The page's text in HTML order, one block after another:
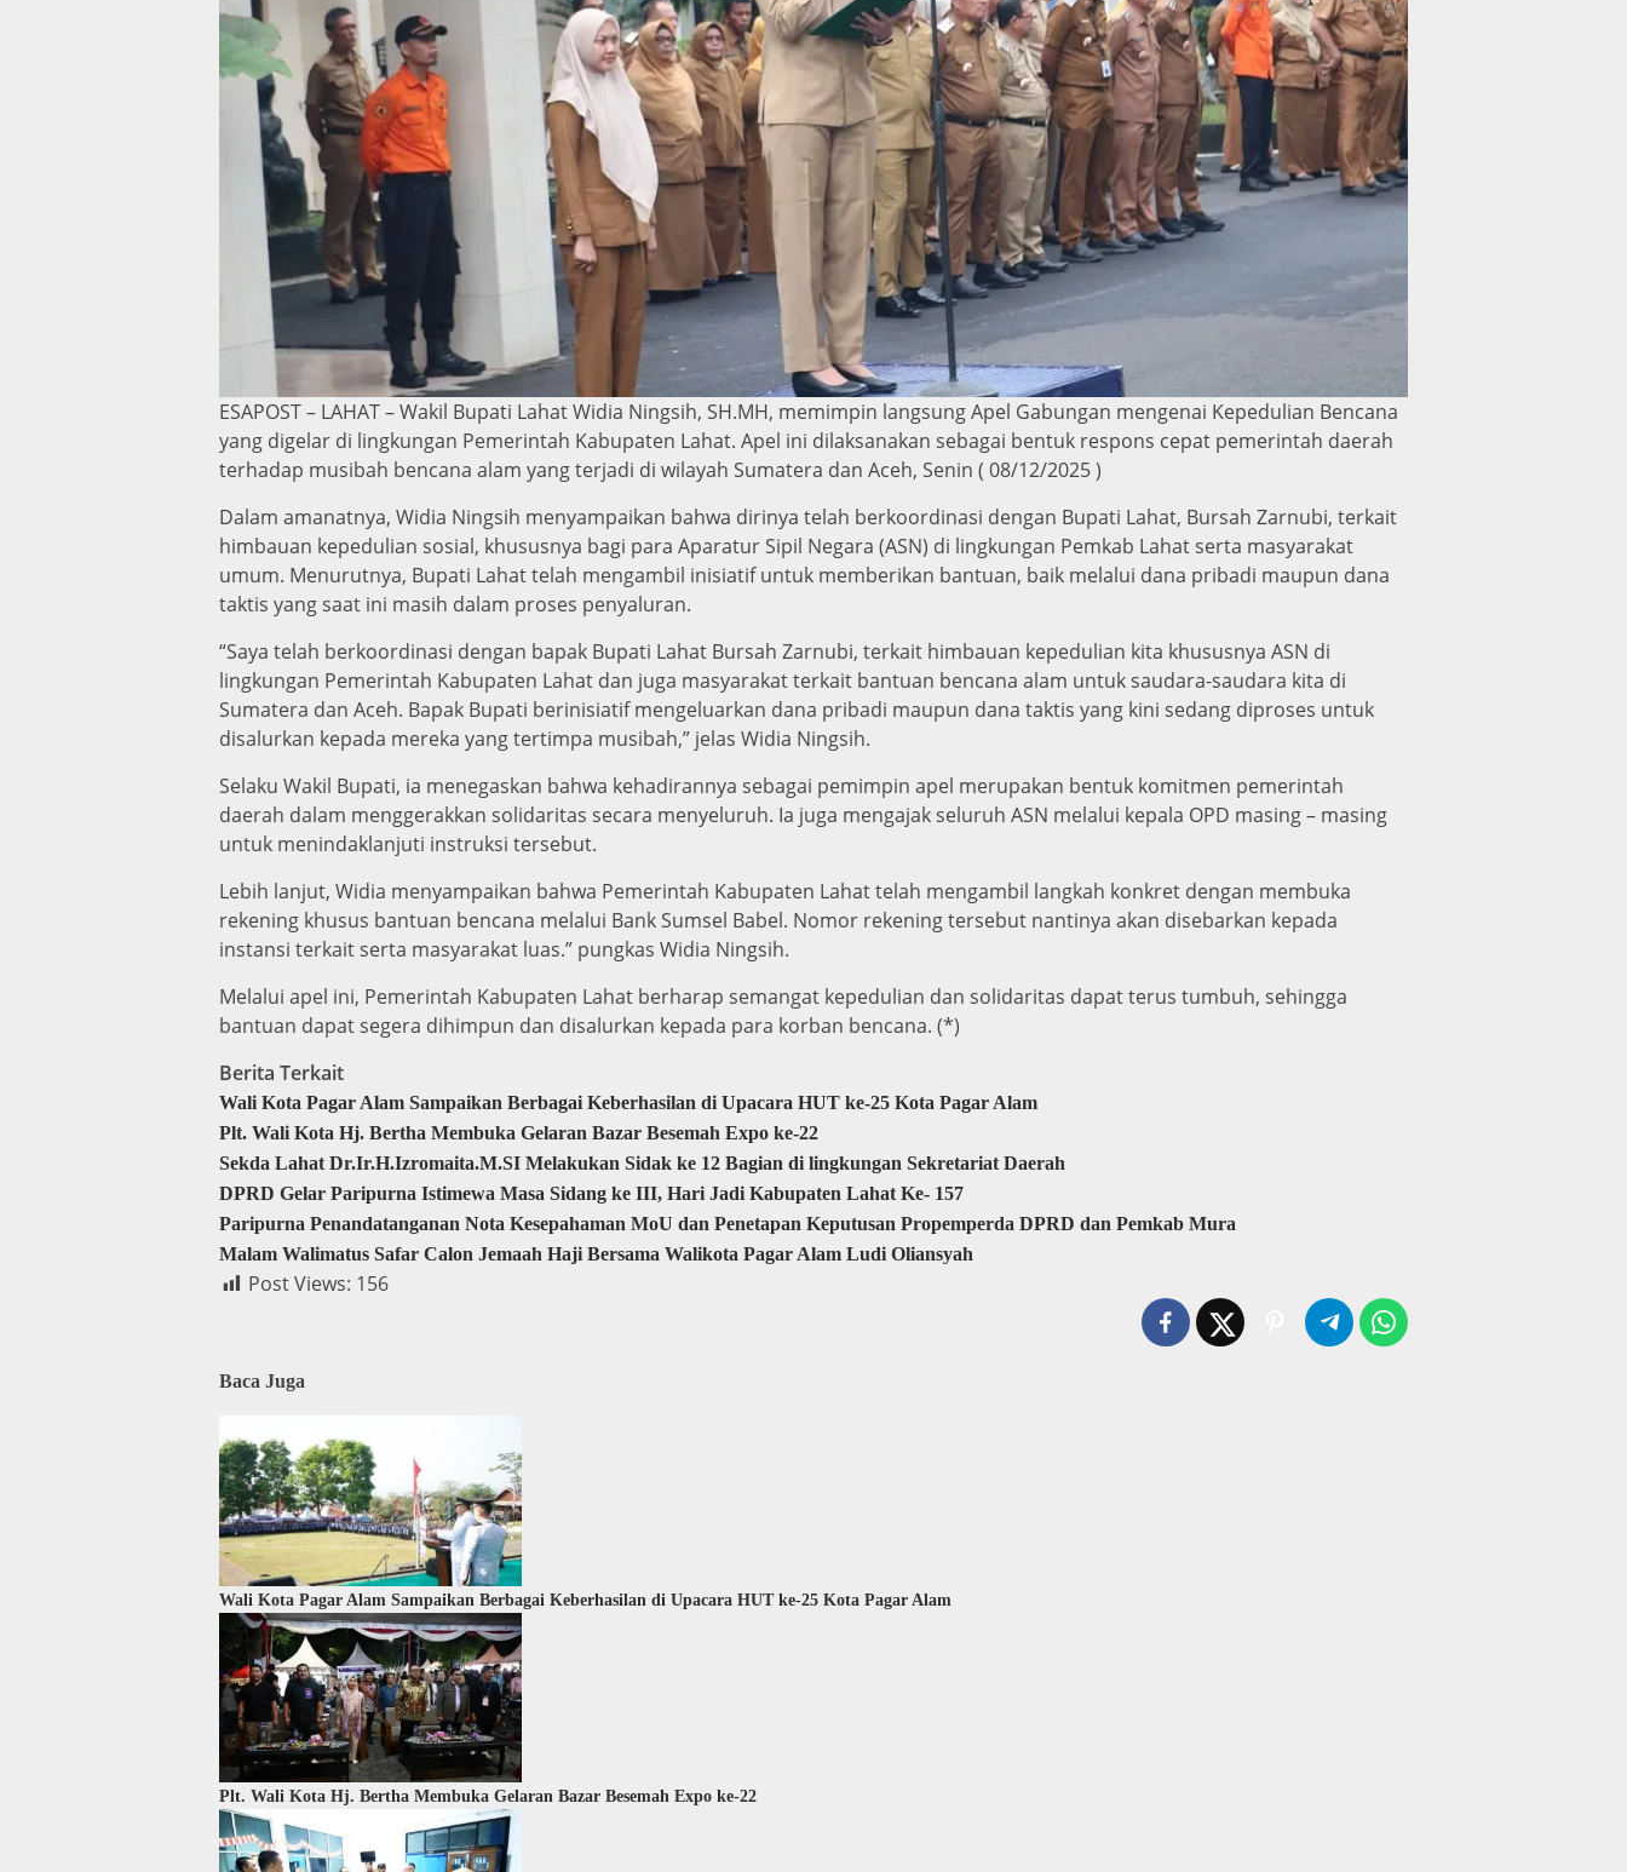
ESAPOST – LAHAT – Wakil Bupati Lahat Widia Ningsih, SH.MH, memimpin langsung Apel Gabungan mengenai Kepedulian Bencana
yang digelar di lingkungan Pemerintah Kabupaten Lahat. Apel ini dilaksanakan sebagai bentuk respons cepat pemerintah daerah
terhadap musibah bencana alam yang terjadi di wilayah Sumatera dan Aceh, Senin ( 08/12/2025 )
Dalam amanatnya, Widia Ningsih menyampaikan bahwa dirinya telah berkoordinasi dengan Bupati Lahat, Bursah Zarnubi, terkait
himbauan kepedulian sosial, khususnya bagi para Aparatur Sipil Negara (ASN) di lingkungan Pemkab Lahat serta masyarakat
umum. Menurutnya, Bupati Lahat telah mengambil inisiatif untuk memberikan bantuan, baik melalui dana pribadi maupun dana
taktis yang saat ini masih dalam proses penyaluran.
“Saya telah berkoordinasi dengan bapak Bupati Lahat Bursah Zarnubi, terkait himbauan kepedulian kita khususnya ASN di
lingkungan Pemerintah Kabupaten Lahat dan juga masyarakat terkait bantuan bencana alam untuk saudara-saudara kita di
Sumatera dan Aceh. Bapak Bupati berinisiatif mengeluarkan dana pribadi maupun dana taktis yang kini sedang diproses untuk
disalurkan kepada mereka yang tertimpa musibah,” jelas Widia Ningsih.
Selaku Wakil Bupati, ia menegaskan bahwa kehadirannya sebagai pemimpin apel merupakan bentuk komitmen pemerintah
daerah dalam menggerakkan solidaritas secara menyeluruh. Ia juga mengajak seluruh ASN melalui kepala OPD masing – masing
untuk menindaklanjuti instruksi tersebut.
Lebih lanjut, Widia menyampaikan bahwa Pemerintah Kabupaten Lahat telah mengambil langkah konkret dengan membuka
rekening khusus bantuan bencana melalui Bank Sumsel Babel. Nomor rekening tersebut nantinya akan disebarkan kepada
instansi terkait serta masyarakat luas.” pungkas Widia Ningsih.
Melalui apel ini, Pemerintah Kabupaten Lahat berharap semangat kepedulian dan solidaritas dapat terus tumbuh, sehingga
bantuan dapat segera dihimpun dan disalurkan kepada para korban bencana. (*)
Berita Terkait
Wali Kota Pagar Alam Sampaikan Berbagai Keberhasilan di Upacara HUT ke-25 Kota Pagar Alam
Plt. Wali Kota Hj. Bertha Membuka Gelaran Bazar Besemah Expo ke-22
Sekda Lahat Dr.Ir.H.Izromaita.M.SI Melakukan Sidak ke 12 Bagian di lingkungan Sekretariat Daerah
DPRD Gelar Paripurna Istimewa Masa Sidang ke III, Hari Jadi Kabupaten Lahat Ke- 157
Paripurna Penandatanganan Nota Kesepahaman MoU dan Penetapan Keputusan Propemperda DPRD dan Pemkab Mura
Malam Walimatus Safar Calon Jemaah Haji Bersama Walikota Pagar Alam Ludi Oliansyah
Post Views: 156
Baca Juga
Wali Kota Pagar Alam Sampaikan Berbagai Keberhasilan di Upacara HUT ke-25 Kota Pagar Alam
Plt. Wali Kota Hj. Bertha Membuka Gelaran Bazar Besemah Expo ke-22